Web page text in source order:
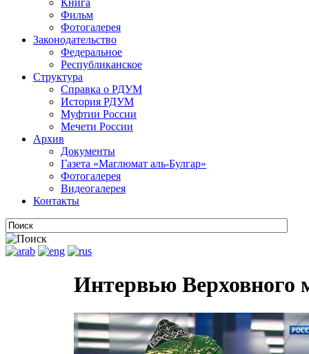
Книга
Фильм
Фотогалерея
Законодательство
Федеральное
Республиканское
Структура
Справка о РДУМ
История РДУМ
Муфтии России
Мечети России
Архив
Документы
Газета «Маглюмат аль-Булгар»
Фотогалерея
Видеогалерея
Контакты
Интервью Верховного